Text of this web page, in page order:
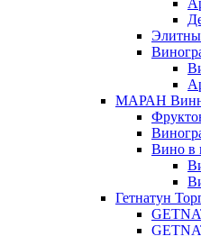
МАРАН
Вино в
Гетнатун